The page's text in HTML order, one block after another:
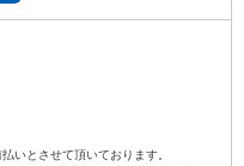
いとさせて頂いております。